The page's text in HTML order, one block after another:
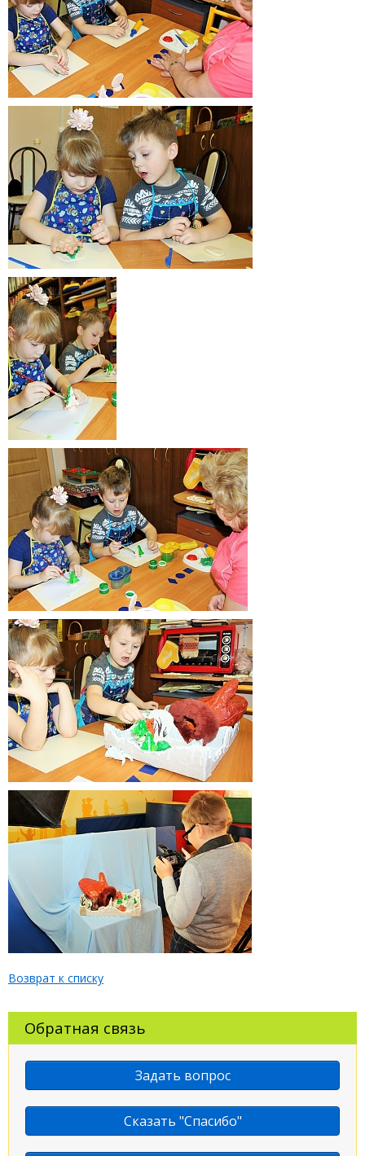
Возврат к списку
Обратная связь
Задать вопрос
Сказать "Спасибо"